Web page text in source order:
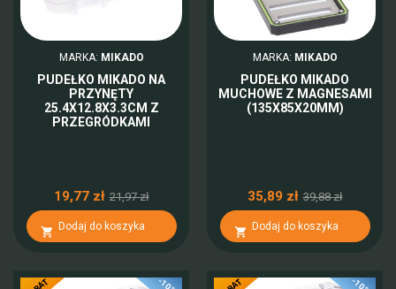
MARKA: MIKADO
PUDEŁKO MIKADO NA
PRZYNĘTY
25.4X12.8X3.3CM Z
PRZEGRÓDKAMI
19,77 zł 21,97 zł
 Dodaj do koszyka
MARKA: MIKADO
PUDEŁKO MIKADO
MUCHOWE Z MAGNESAMI
(135X85X20MM)
35,89 zł 39,88 zł
 Dodaj do koszyka